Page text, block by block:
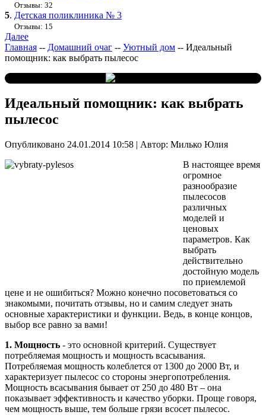
Отзывы: 32
5. Детская поликлиника № 3
Отзывы: 15
Далее
Главная -- Домашний очаг -- Уютный дом -- Идеальный
помощник: как выбрать пылесос
Идеальный помощник: как выбрать
пылесос
Опубликовано 24.01.2014 10:58 | Автор: Милько Юлия
В настоящее время
огромное
разнообразие
пылесосов
различных
моделей и
ценовых
параметров. Как
выбрать
действительно
достойную модель
по приемлемой
цене и не ошибиться? Можно конечно посоветоваться со
знакомыми, почитать отзывы, но и самим следует знать
основные характеристики и функции. Ведь, в конце концов,
выбор все равно за вами!
1. Мощность - это основной критерий. Существует
потребляемая мощность и мощность всасывания.
Потребляемая мощность колеблется от 1300 до 2000 Вт, и
характеризует пылесос со стороны энергопотребления.
Мощность всасывания бывает от 250 до 480 Вт – она
показывает эффективность и качество уборки. Проще говоря,
чем мощность выше, тем больше грязи всосет пылесос.